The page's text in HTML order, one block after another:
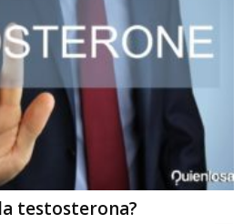
testosterona?